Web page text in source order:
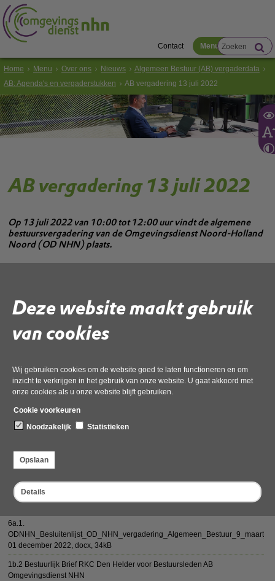
Deze website maakt gebruik
van cookies
Wij gebruiken cookies om de website goed te laten functioneren en om
inzicht te verkrijgen in het gebruik van onze website. U gaat akkoord met
onze cookies als u onze website blijft gebruiken.
Cookie voorkeuren
Noodzakelijk
Statistieken
Opslaan
Details
Contact Menu
Home Menu Over ons Nieuws
Algemeen Bestuur (AB) vergaderdata
AB: Agenda's en vergaderstukken
AB vergadering 13 juli 2022
AB vergadering 13 juli 2022
Op 13 juli 2022 van 10:00 tot 12:00 uur vindt de algemene
bestuursvergadering van de Omgevingsdienst Noord-Holland
Noord (OD NHN) plaats.
Deel deze pagina
Vergaderstukken 13 juli 2022
3b AB-Besluit resultaatbestemming 2021, inclusief bijlage resultaatverdeling
01 december 2022,
3c AB-besluit begroting 2023
01 december 2022,
3b1 DB-besluit Gemotiveerde reactie op zienswijzen resultaatbestemming
2021
01 december 2022,docx, 128kB
6a.1.
01 december 2022,docx, 34kB
1b.2 Bestuurlijk Brief RKC Den Helder voor Bestuursleden AB
Omgevingsdienst NHN